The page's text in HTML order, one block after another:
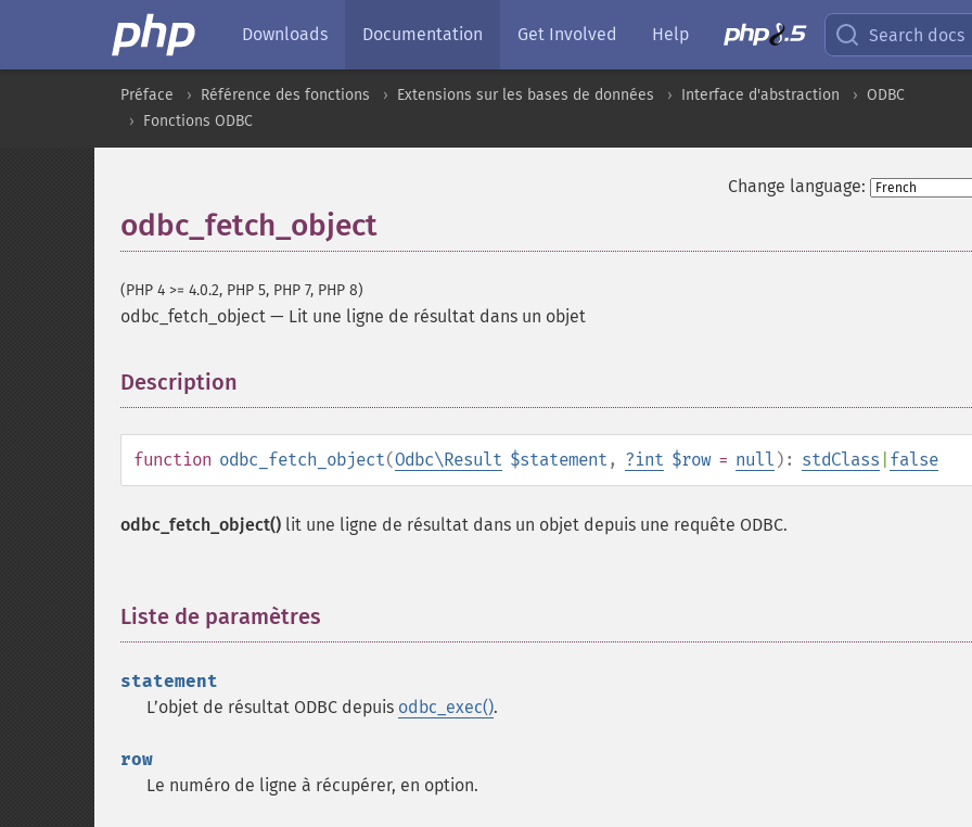
Downloads Documentation Get Involved Help Search docs
Préface Référence des fonctions Extensions sur les bases de données Interface d'abstraction
ODBC
Fonctions ODBC
Change language:
odbc_fetch_object
(PHP 4 >= 4.0.2, PHP 5, PHP 7, PHP 8)
odbc_fetch_object — Lit une ligne de résultat dans un objet
Description
function odbc_fetch_object(Odbc\Result $statement , ?int $row= null ): stdClass false
odbc_fetch_object() lit une ligne de résultat dans un objet depuis une requête ODBC.
Liste de paramètres
statement
L’objet de résultat ODBC depuis odbc_exec().
row
Le numéro de ligne à récupérer, en option.